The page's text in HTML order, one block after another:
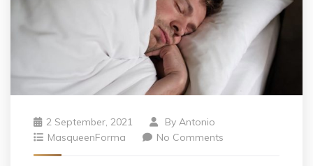
2 September, 2021 By Antonio
MasqueenForma
No Comments